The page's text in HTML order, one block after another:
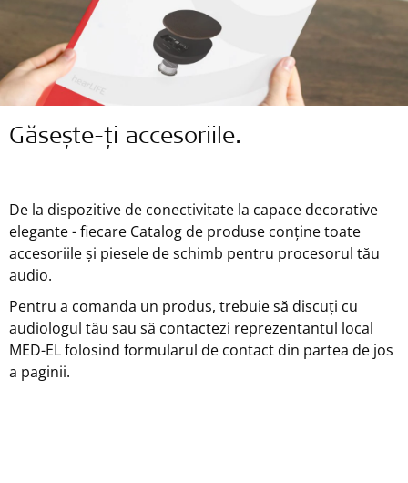
Găsește-ți accesoriile.
De la dispozitive de conectivitate la capace decorative
elegante - fiecare Catalog de produse conține toate
accesoriile și piesele de schimb pentru procesorul tău
audio.
Pentru a comanda un produs, trebuie să discuți cu
audiologul tău sau să contactezi reprezentantul local
MED-EL folosind formularul de contact din partea de jos
a paginii.